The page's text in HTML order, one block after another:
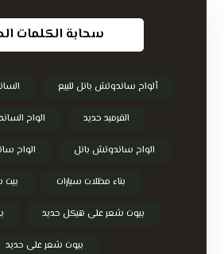
سحابة الكلمات
ألواح ساندوتش بانل للبيع
القرميد حديد الواح
الواح ساندوتش بانل الواح
بناء مظلات سيارات بيت
بيوت شعر على هيكل حديد
بيوت شعر على حديد